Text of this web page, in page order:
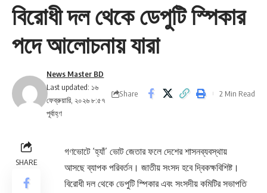
বিরোধী দল থেকে ডেপুটি স্পিকার
পদে আলোচনায় যারা
Last updated: ১৬
ফেব্রুয়ারি, ২০২৬ ৮:৫৭
পূর্বাহ্ণ
News Master BD
Share 2 Min Read
SHARE
গণভোটে ‘হ্যাঁ’ ভোট জেতার ফলে দেশের শাসনব্যবস্থায়
আসছে ব্যাপক পরিবর্তন। জাতীয় সংসদ হবে দ্বিকক্ষবিশিষ্ট।
বিরোধী দল থেকে ডেপুটি স্পিকার এবং সংসদীয় কমিটির সভাপতি